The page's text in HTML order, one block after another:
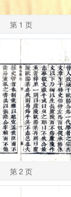
第 1 页
第 2 页